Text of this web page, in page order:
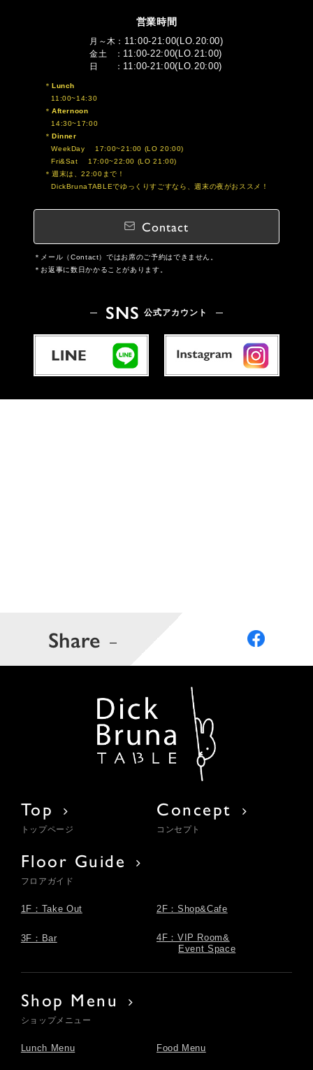
営業時間
月～木 11:00-21:00(LO.20:00)
金土 11:00-22:00(LO.21:00)
日 11:00-21:00(LO.20:00)
Lunch
11:00~14:30
Afternoon
14:30~17:00
Dinner
WeekDay 17:00~21:00 (LO 20:00)
Fri&Sat 17:00~22:00 (LO 21:00)
週末は、22:00まで！
DickBrunaTABLEでゆっくりすごすなら、週末の夜がおススメ！
Contact
メール（Contact）ではお席のご予約はできません。
お返事に数日かかることがあります。
SNS 公式アカウント
Share
Top
トップページ
Concept
コンセプト
Floor Guide
フロアガイド
1F：Take Out 2F：Shop&Cafe
3F：Bar
4F：VIP Room&
Event Space
Shop Menu
ショップメニュー
Lunch Menu Food Menu